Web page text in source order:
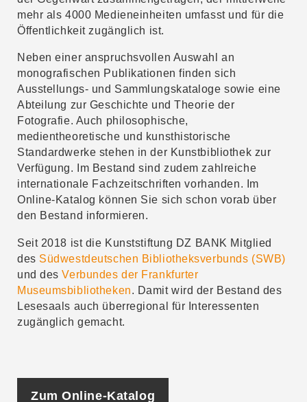
mehr als 4000 Medieneinheiten umfasst und für die
Öffentlichkeit zugänglich ist.
Neben einer anspruchsvollen Auswahl an
monografischen Publikationen finden sich
Ausstellungs- und Sammlungskataloge sowie eine
Abteilung zur Geschichte und Theorie der
Fotografie. Auch philosophische,
medientheoretische und kunsthistorische
Standardwerke stehen in der Kunstbibliothek zur
Verfügung. Im Bestand sind zudem zahlreiche
internationale Fachzeitschriften vorhanden. Im
Online-Katalog können Sie sich schon vorab über
den Bestand informieren.
Seit 2018 ist die Kunststiftung DZ BANK Mitglied
des Südwestdeutschen Bibliotheksverbunds (SWB)
und desVerbundes der Frankfurter
Museumsbibliotheken. Damit wird der Bestand des
Lesesaals auch überregional für Interessenten
zugänglich gemacht.
Zum Online-Katalog